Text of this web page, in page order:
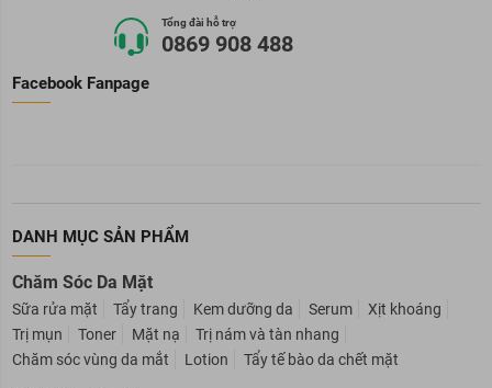
Tổng đài hỗ trợ
0869 908 488
Facebook Fanpage
DANH MỤC SẢN PHẨM
Chăm Sóc Da Mặt
Sữa rửa mặt Tẩy trang Kem dưỡng da Serum
Xịt khoáng
Trị mụn
Toner Mặt nạ
Trị nám và tàn nhang
Chăm sóc vùng da mắt
Lotion Tẩy tế bào da chết mặt